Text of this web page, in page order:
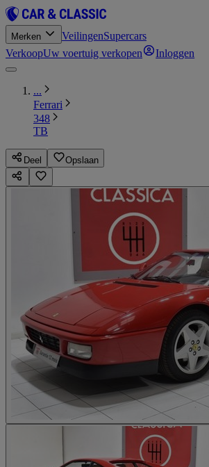
Merken VeilingenSupercars
VerkoopUw voertuig verkopen Inloggen
...
Ferrari
348
TB
Deel Opslaan